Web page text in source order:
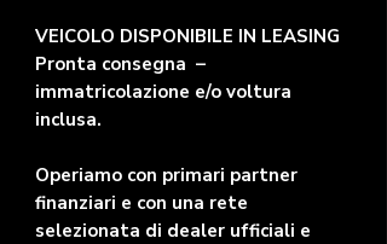
VEICOLO DISPONIBILE IN LEASING
Pronta consegna –
immatricolazione e/o voltura
inclusa.
Operiamo con primari partner
finanziari e con una rete
selezionata di dealer ufficiali e